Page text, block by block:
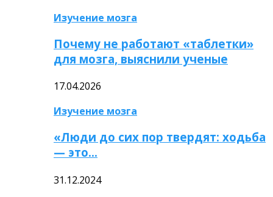
Изучение мозга
Почему не работают «таблетки»
для мозга, выяснили ученые
17.04.2026
Изучение мозга
«Люди до сих пор твердят: ходьба
— это…
31.12.2024